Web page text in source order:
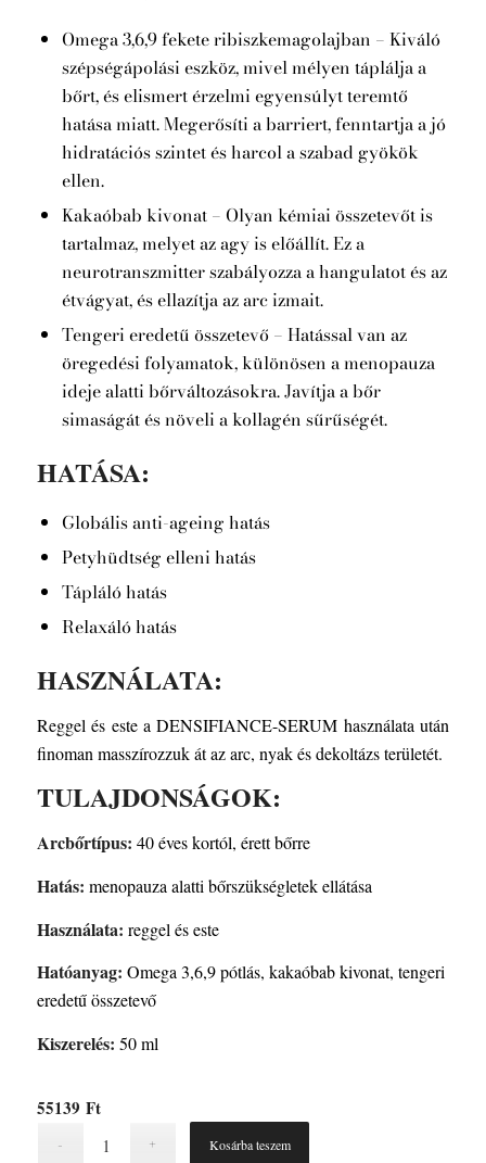
Omega 3,6,9 fekete ribiszkemagolajban – Kiváló
szépségápolási eszköz, mivel mélyen táplálja a
bőrt, és elismert érzelmi egyensúlyt teremtő
hatása miatt. Megerősíti a barriert, fenntartja a jó
hidratációs szintet és harcol a szabad gyökök
ellen.
Kakaóbab kivonat – Olyan kémiai összetevőt is
tartalmaz, melyet az agy is előállít. Ez a
neurotranszmitter szabályozza a hangulatot és az
étvágyat, és ellazítja az arc izmait.
Tengeri eredetű összetevő – Hatással van az
öregedési folyamatok, különösen a menopauza
ideje alatti bőrváltozásokra. Javítja a bőr
simaságát és növeli a kollagén sűrűségét.
HATÁSA:
Globális anti-ageing hatás
Petyhüdtség elleni hatás
Tápláló hatás
Relaxáló hatás
HASZNÁLATA:
Reggel és este a DENSIFIANCE-SERUM használata után
finoman masszírozzuk át az arc, nyak és dekoltázs területét.
TULAJDONSÁGOK:
Arcbőrtípus: 40 éves kortól, érett bőrre
Hatás: menopauza alatti bőrszükségletek ellátása
Használata: reggel és este
Hatóanyag: Omega 3,6,9 pótlás, kakaóbab kivonat, tengeri
eredetű összetevő
Kiszerelés: 50 ml
55139 Ft
Kosárba teszem